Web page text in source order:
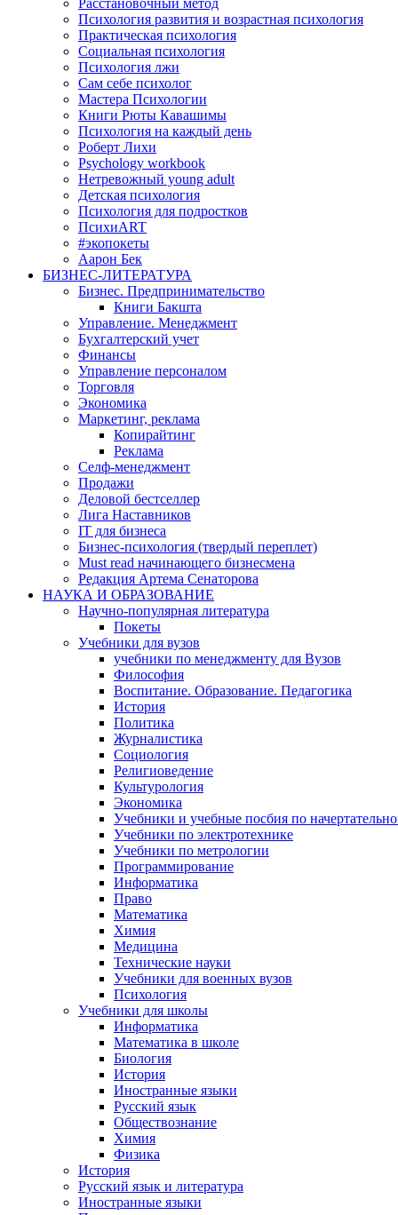
Расстановочный метод
Психология развития и возрастная психология
Практическая психология
Социальная психология
Психология лжи
Сам себе психолог
Мастера Психологии
Книги Рюты Кавашимы
Психология на каждый день
Роберт Лихи
Psychology workbook
Нетревожный young adult
Детская психология
Психология для подростков
ПсихиART
#экопокеты
Аарон Бек
БИЗНЕС-ЛИТЕРАТУРА
Бизнес. Предпринимательство
Книги Бакшта
Управление. Менеджмент
Бухгалтерский учет
Финансы
Управление персоналом
Торговля
Экономика
Маркетинг, реклама
Копирайтинг
Реклама
Селф-менеджмент
Продажи
Деловой бестселлер
Лига Наставников
IT для бизнеса
Бизнес-психология (твердый переплет)
Must read начинающего бизнесмена
Редакция Артема Сенаторова
НАУКА И ОБРАЗОВАНИЕ
Научно-популярная литература
Покеты
Учебники для вузов
учебники по менеджменту для Вузов
Философия
Воспитание. Образование. Педагогика
История
Политика
Журналистика
Социология
Религиоведение
Культурология
Экономика
Учебники и учебные посбия по
Учебники по электротехнике
Учебники по метрологии
Программирование
Информатика
Право
Математика
Химия
Медицина
Технические науки
Учебники для военных вузов
Психология
Учебники для школы
Информатика
Математика в школе
Биология
История
Иностранные языки
Русский язык
Обществознание
Химия
Физика
История
Русский язык и литература
Иностранные языки